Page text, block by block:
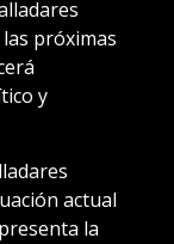
próximas
y
actual
la